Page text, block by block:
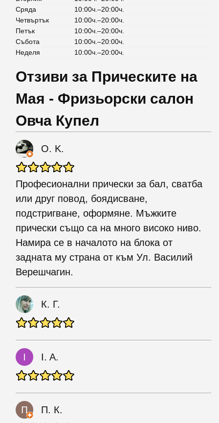
Сряда
10:00ч.–20:00ч.
Четвъртък
10:00ч.–20:00ч.
Петък
10:00ч.–20:00ч.
Събота
10:00ч.–20:00ч.
Неделя
10:00ч.–20:00ч.
Отзиви за Прическите на
Мая - Фризьорски салон
Овча Купел
O. K.
Професионални прически за бал, сватба
или друг повод, боядисване,
подстригване, оформяне. Мъжките
прически също са на много високо ниво.
Намира се в началото на блока от
задната му страна от към Ул. Василий
Верешчагин.
К. Г.
I. A.
П. К.